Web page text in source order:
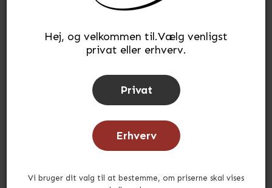
Hej, og velkommen til.Vælg venligst
privat eller erhverv.
Privat
Erhverv
Vi bruger dit valg til at bestemme, om priserne skal vises
stk. Læg i kurv
Tilføj til ønskeliste
Lagerstatus: stk. på lager
Tid for afsendelse: ca. 3-5 hverdage